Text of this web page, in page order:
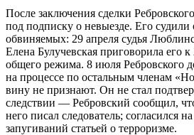
После заключения сделки
под подписку о невыезде. Его судили
обвиняемых: 29 апреля судья
Елена Булучевская приговорила его
общего режима. 8 июля Ребровского
на процессе по остальным членам
вину не признают. Он не стал
следствии — Ребровский сообщил,
него писал следователь; согласился
запугиваний статьей о терроризме.